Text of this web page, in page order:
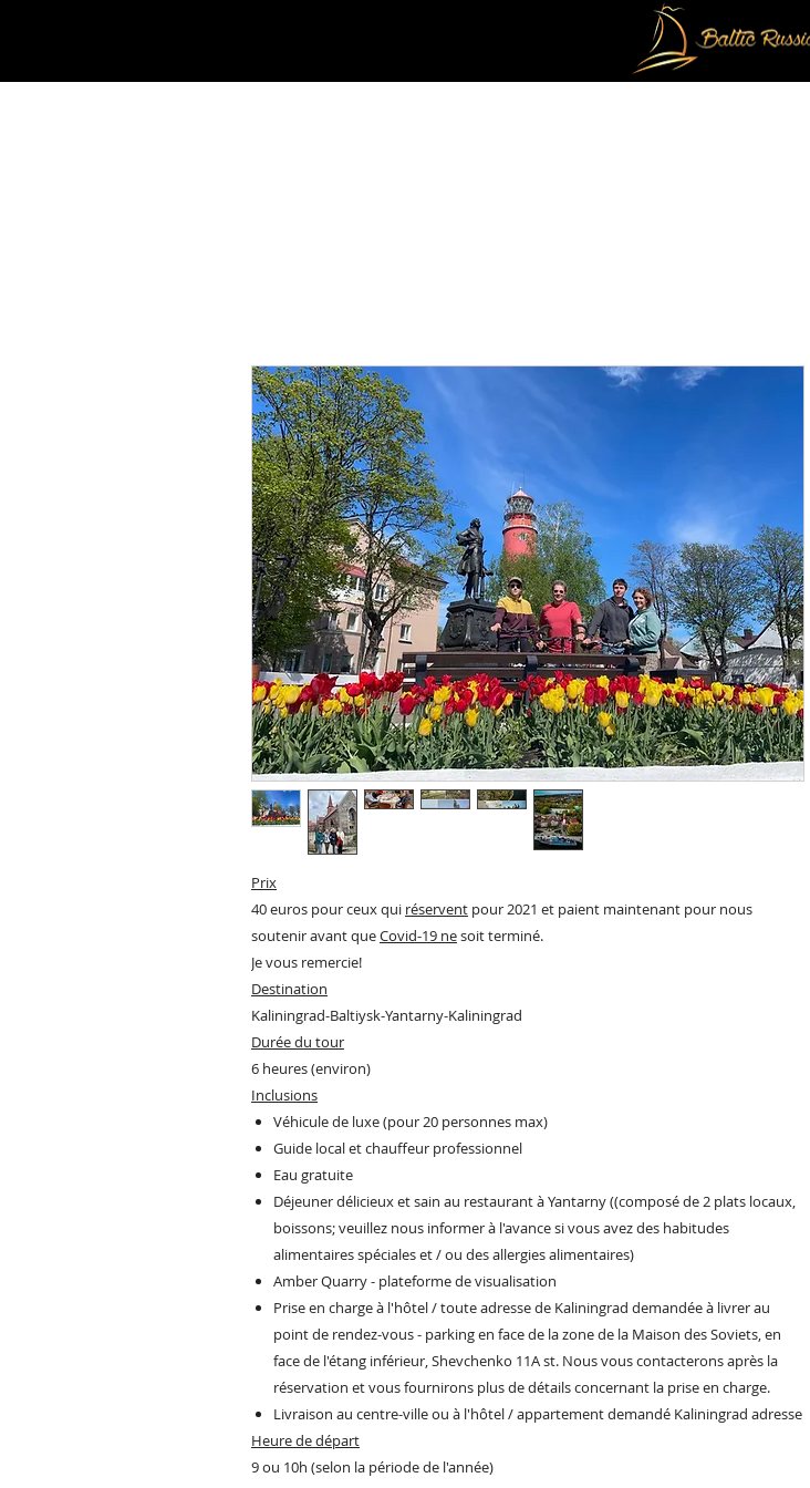
Prix
40 euros pour ceux qui réservent pour 2021 et paient maintenant pour nous
soutenir avant queCovid-19 nesoit terminé.
Je vous remercie!
Destination
Kaliningrad-Baltiysk-Yantarny-Kaliningrad
Durée du tour
6 heures (environ)
Inclusions
Véhicule de luxe (pour 20 personnes max)
Guide local et chauffeur professionnel
Eau gratuite
Déjeuner délicieux et sain au restaurant à Yantarny ((composé de 2 plats locaux,
boissons; veuillez nous informer à l'avance si vous avez des habitudes
alimentaires spéciales et / ou des allergies alimentaires)
Amber Quarry - plateforme de visualisation
Prise en charge à l'hôtel / toute adresse de Kaliningrad demandée à livrer au
point de rendez-vous - parking en face de la zone de la Maison des Soviets, en
face de l'étang inférieur, Shevchenko 11A st. Nous vous contacterons après la
réservation et vous fournirons plus de détails concernant la prise en charge.
Livraison au centre-ville ou à l'hôtel / appartement demandé Kaliningrad adresse
Heure de départ
9 ou 10h (selon la période de l'année)